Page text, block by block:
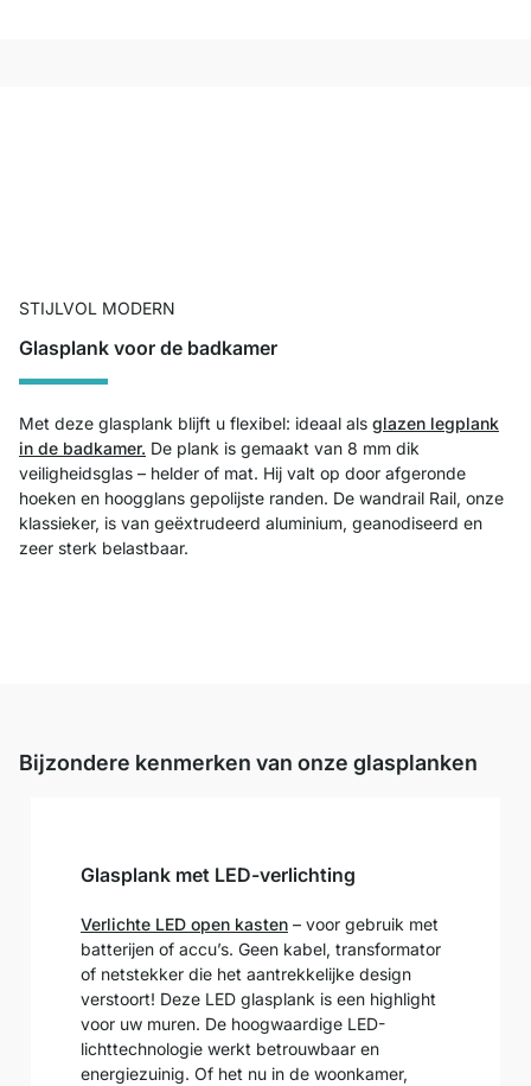
STIJLVOL MODERN
Glasplank voor de badkamer
Met deze glasplank blijft u flexibel: ideaal als glazen legplank
in de badkamer. De plank is gemaakt van 8 mm dik
veiligheidsglas – helder of mat. Hij valt op door afgeronde
hoeken en hoogglans gepolijste randen. De wandrail Rail, onze
klassieker, is van geëxtrudeerd aluminium, geanodiseerd en
zeer sterk belastbaar.
Bijzondere kenmerken van onze glasplanken
Glasplank met LED-verlichting
Verlichte LED open kasten – voor gebruik met
batterijen of accu’s. Geen kabel, transformator
of netstekker die het aantrekkelijke design
verstoort! Deze LED glasplank is een highlight
voor uw muren. De hoogwaardige LED-
lichttechnologie werkt betrouwbaar en
energiezuinig. Of het nu in de woonkamer,